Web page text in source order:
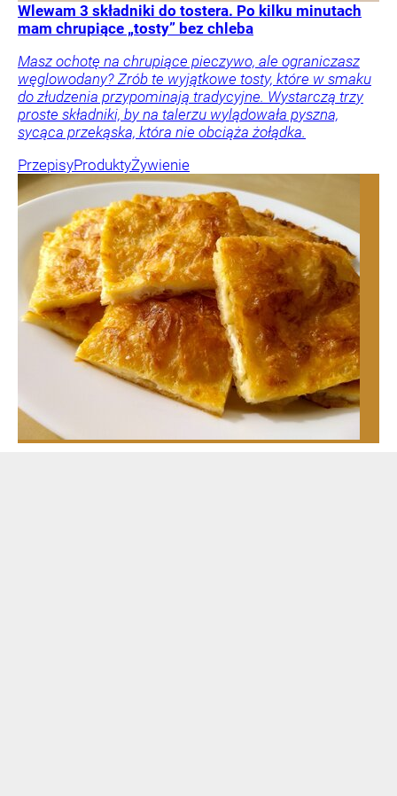
Wlewam 3 składniki do tostera. Po kilku minutach
mam chrupiące „tosty” bez chleba
Masz ochotę na chrupiące pieczywo, ale ograniczasz
węglowodany? Zrób te wyjątkowe tosty, które w smaku
do złudzenia przypominają tradycyjne. Wystarczą trzy
proste składniki, by na talerzu wylądowała pyszna,
sycąca przekąska, która nie obciąża żołądka.
PrzepisyProduktyŻywienie